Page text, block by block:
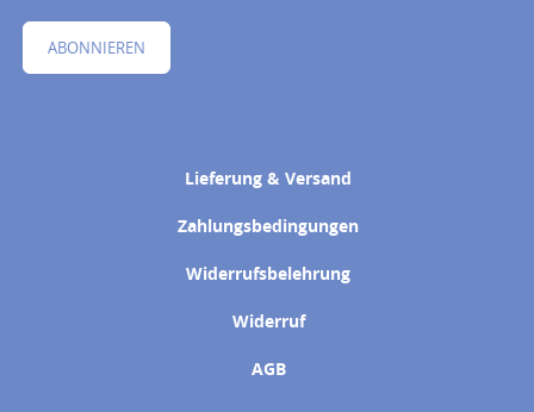
ABONNIEREN
Lieferung & Versand
Zahlungsbedingungen
Widerrufsbelehrung
Widerruf
AGB